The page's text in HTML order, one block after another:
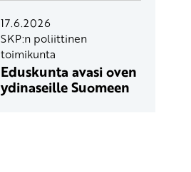
17.6.2026
SKP:n poliittinen
toimikunta
Eduskunta avasi oven
ydinaseille Suomeen